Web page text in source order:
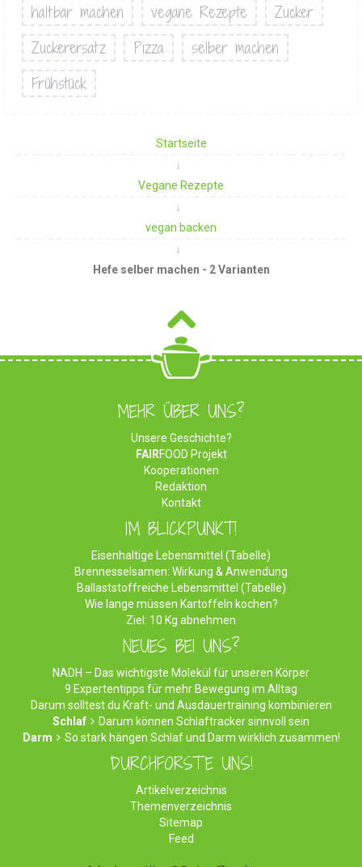
haltbar machen vegane Rezepte
Zucker
Zuckerersatz
Pizza
selber machen
Frühstück
Startseite
Vegane Rezepte
vegan backen
Hefe selber machen - 2 Varianten
MEHR ÜBER UNS?
Unsere Geschichte?
FAIRFOOD Projekt
Kooperationen
Redaktion
Kontakt
IM BLICKPUNKT!
Eisenhaltige Lebensmittel (Tabelle)
Brennesselsamen: Wirkung & Anwendung
Ballaststoffreiche Lebensmittel (Tabelle)
Wie lange müssen Kartoffeln kochen?
Ziel: 10 Kg abnehmen
NEUES BEI UNS?
NADH – Das wichtigste Molekül für unseren Körper
9 Expertentipps für mehr Bewegung im Alltag
Darum solltest du Kraft- und Ausdauertraining kombinieren
Schlaf
Darum können Schlaftracker sinnvoll sein
Darm
So stark hängen Schlaf und Darm wirklich zusammen!
DURCHFORSTE UNS!
Artikelverzeichnis
Themenverzeichnis
Sitemap
Feed